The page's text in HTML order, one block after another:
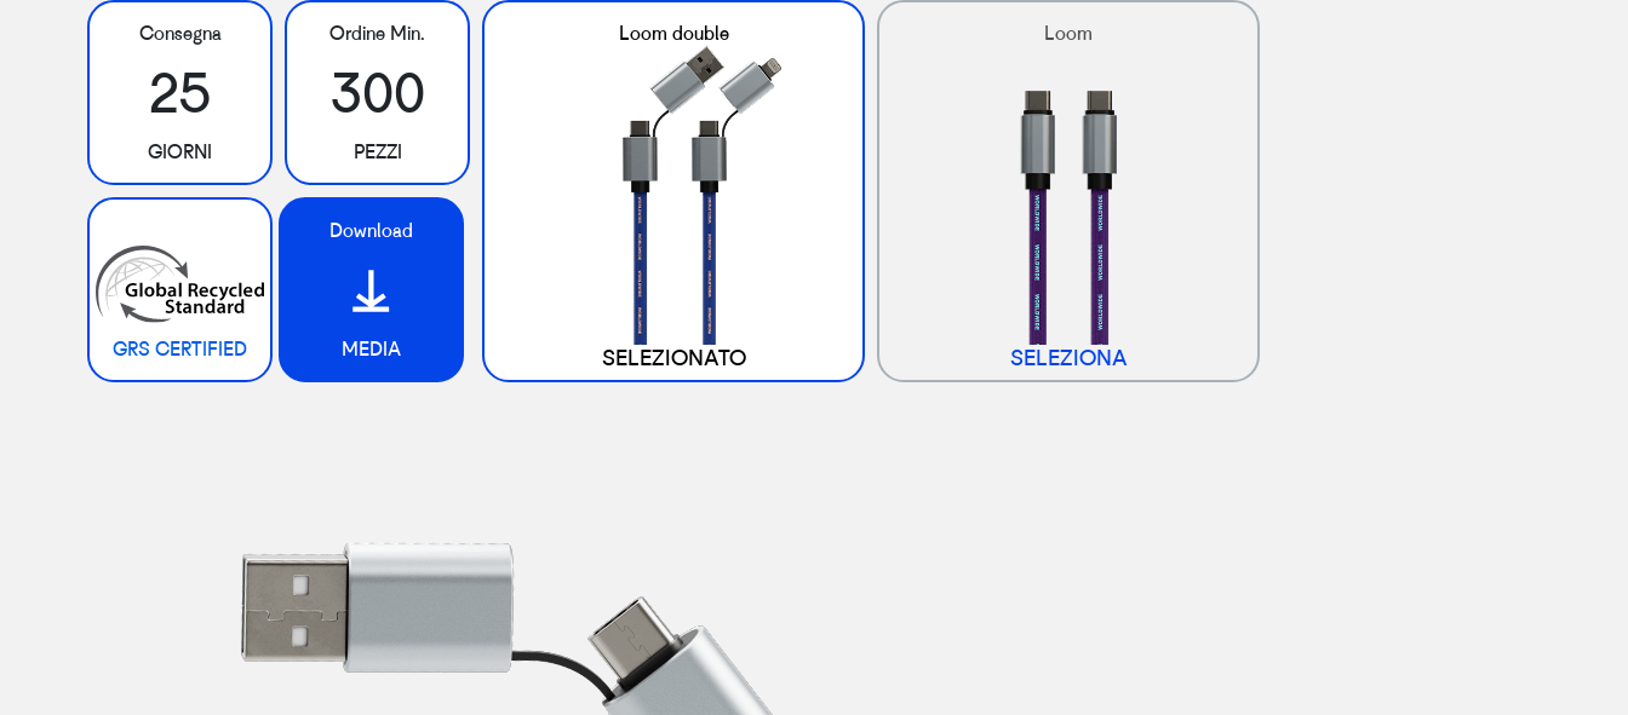
Consegna
25
GIORNI
Ordine Min.
300
PEZZI
GRS CERTIFIED
Download
MEDIA
Loom double
SELEZIONATO
Loom
SELEZIONA